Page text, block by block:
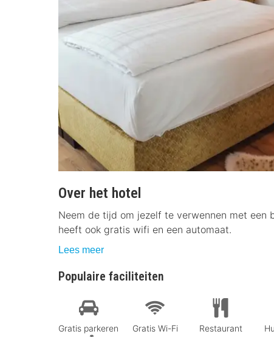
Over het hotel
Neem de tijd om jezelf te verwennen met een
heeft ook gratis wifi en een automaat.
Lees meer
Populaire faciliteiten
Gratis parkeren Gratis Wi-Fi Restaurant